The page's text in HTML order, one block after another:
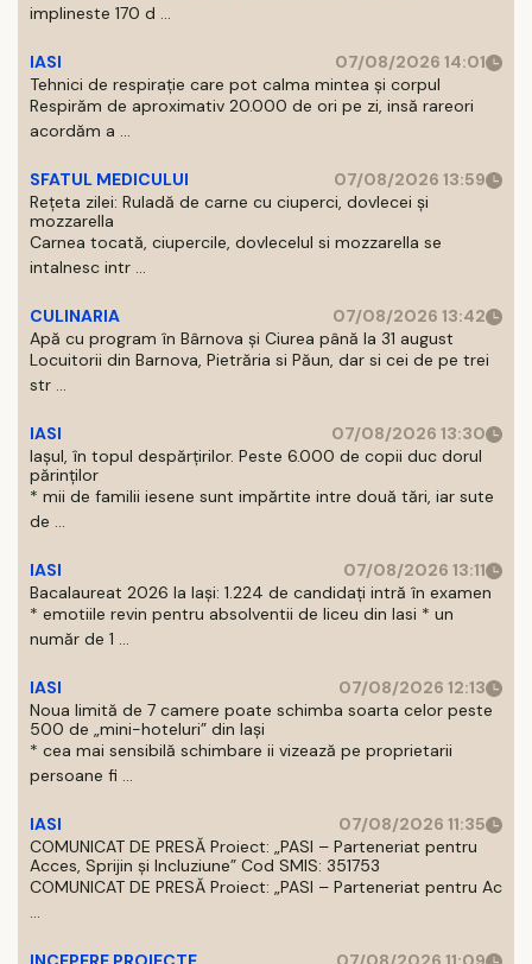
implineste 170 d ...
IASI
07/08/2026 14:01
Tehnici de respirație care pot calma mintea și corpul
Respirăm de aproximativ 20.000 de ori pe zi, insă rareori
acordăm a ...
SFATUL MEDICULUI
07/08/2026 13:59
Rețeta zilei: Ruladă de carne cu ciuperci, dovlecei și
mozzarella
Carnea tocată, ciupercile, dovlecelul si mozzarella se
intalnesc intr ...
CULINARIA
07/08/2026 13:42
Apă cu program în Bârnova și Ciurea până la 31 august
Locuitorii din Barnova, Pietrăria si Păun, dar si cei de pe trei
str ...
IASI
07/08/2026 13:30
Iașul, în topul despărțirilor. Peste 6.000 de copii duc dorul
părinților
* mii de familii iesene sunt impărtite intre două tări, iar sute
de ...
IASI
07/08/2026 13:11
Bacalaureat 2026 la Iași: 1.224 de candidați intră în examen
* emotiile revin pentru absolventii de liceu din Iasi * un
număr de 1 ...
IASI
07/08/2026 12:13
Noua limită de 7 camere poate schimba soarta celor peste
500 de „mini-hoteluri” din Iași
* cea mai sensibilă schimbare ii vizează pe proprietarii
persoane fi ...
IASI
07/08/2026 11:35
COMUNICAT DE PRESĂ Proiect: „PASI – Parteneriat pentru
Acces, Sprijin și Incluziune” Cod SMIS: 351753
COMUNICAT DE PRESĂ Proiect: „PASI – Parteneriat pentru Ac
...